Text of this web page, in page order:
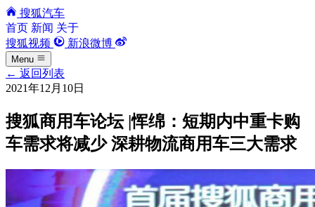
搜狐汽车
首页 新闻 关于
搜狐视频
新浪微博
Menu
← 返回列表
2021年12月10日
搜狐商用车论坛 |恽绵：短期内中重卡购
车需求将减少 深耕物流商用车三大需求